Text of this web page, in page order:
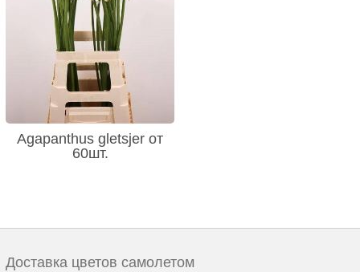
Agapanthus gletsjer от
60шт.
Доставка цветов самолетом